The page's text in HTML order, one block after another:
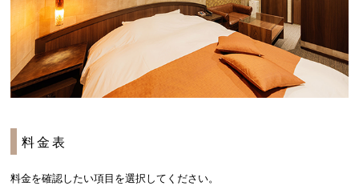
料金表
料金を確認したい項目を選択してください。